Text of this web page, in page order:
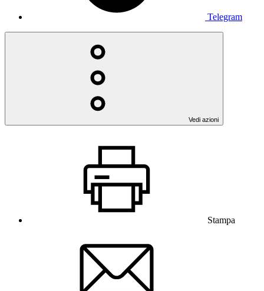
Telegram
Vedi azioni
Stampa